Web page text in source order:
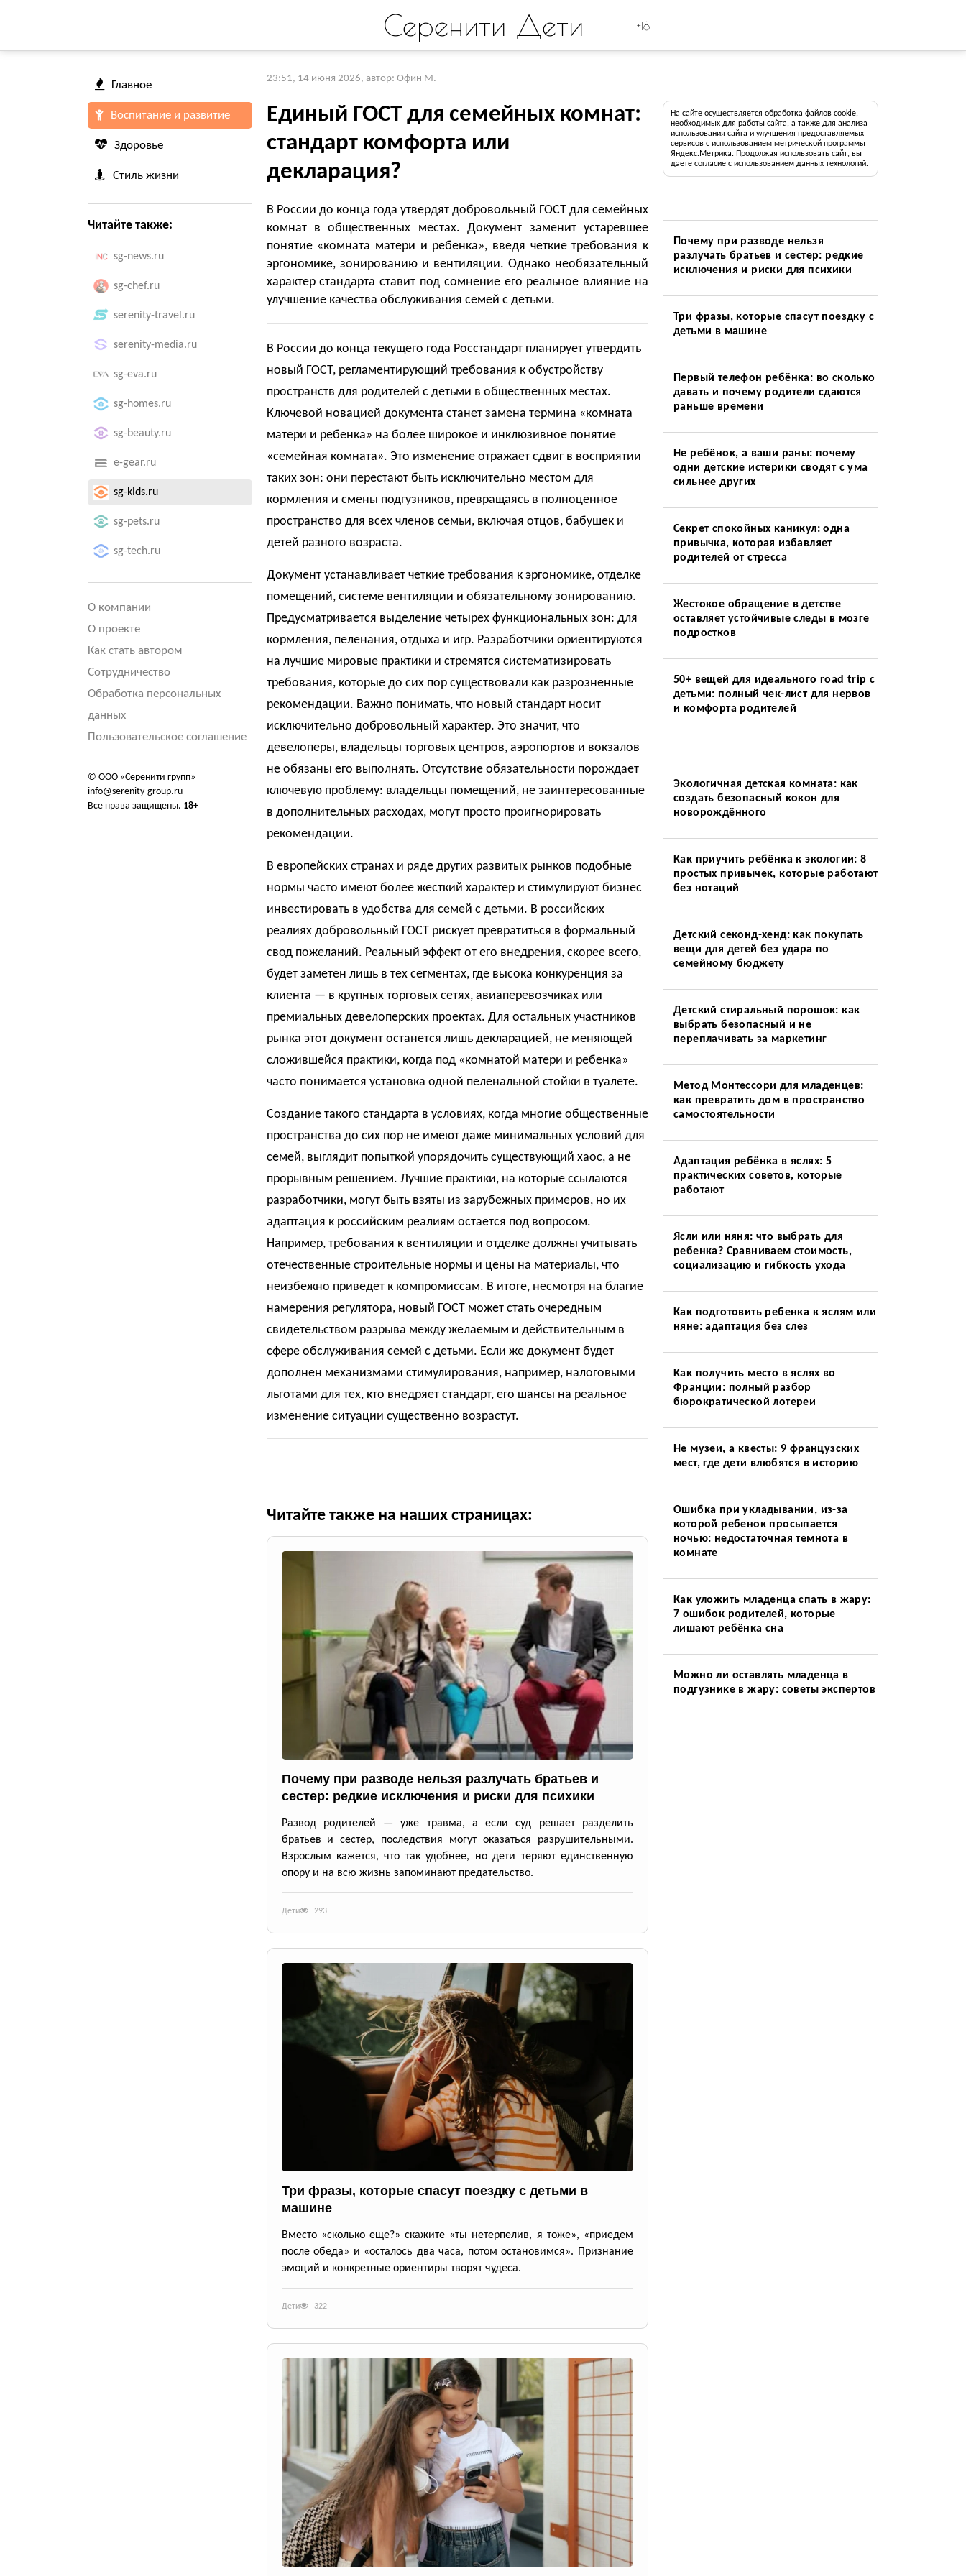
Серенити Дети +18
Главное
Воспитание и развитие
Здоровье
Стиль жизни
Читайте также:
sg-news.ru
sg-chef.ru
serenity-travel.ru
serenity-media.ru
sg-eva.ru
sg-homes.ru
sg-beauty.ru
e-gear.ru
sg-kids.ru
sg-pets.ru
sg-tech.ru
О компании
О проекте
Как стать автором
Сотрудничество
Обработка персональных
данных
Пользовательское соглашение
© ООО «Серенити групп»
info@serenity-group.ru
Все права защищены. 18+
23:51, 14 июня 2026, автор: Офин М.
Единый ГОСТ для семейных комнат:
стандарт комфорта или
декларация?
В России до конца года утвердят добровольный ГОСТ для семейных
комнат в общественных местах. Документ заменит устаревшее
понятие «комната матери и ребенка», введя четкие требования к
эргономике, зонированию и вентиляции. Однако необязательный
характер стандарта ставит под сомнение его реальное влияние на
улучшение качества обслуживания семей с детьми.
В России до конца текущего года Росстандарт планирует утвердить
новый ГОСТ, регламентирующий требования к обустройству
пространств для родителей с детьми в общественных местах.
Ключевой новацией документа станет замена термина «комната
матери и ребенка» на более широкое и инклюзивное понятие
«семейная комната». Это изменение отражает сдвиг в восприятии
таких зон: они перестают быть исключительно местом для
кормления и смены подгузников, превращаясь в полноценное
пространство для всех членов семьи, включая отцов, бабушек и
детей разного возраста.
Документ устанавливает четкие требования к эргономике, отделке
помещений, системе вентиляции и обязательному зонированию.
Предусматривается выделение четырех функциональных зон: для
кормления, пеленания, отдыха и игр. Разработчики ориентируются
на лучшие мировые практики и стремятся систематизировать
требования, которые до сих пор существовали как разрозненные
рекомендации. Важно понимать, что новый стандарт носит
исключительно добровольный характер. Это значит, что
девелоперы, владельцы торговых центров, аэропортов и вокзалов
не обязаны его выполнять. Отсутствие обязательности порождает
ключевую проблему: владельцы помещений, не заинтересованные
в дополнительных расходах, могут просто проигнорировать
рекомендации.
В европейских странах и ряде других развитых рынков подобные
нормы часто имеют более жесткий характер и стимулируют бизнес
инвестировать в удобства для семей с детьми. В российских
реалиях добровольный ГОСТ рискует превратиться в формальный
свод пожеланий. Реальный эффект от его внедрения, скорее всего,
будет заметен лишь в тех сегментах, где высока конкуренция за
клиента — в крупных торговых сетях, авиаперевозчиках или
премиальных девелоперских проектах. Для остальных участников
рынка этот документ останется лишь декларацией, не меняющей
сложившейся практики, когда под «комнатой матери и ребенка»
часто понимается установка одной пеленальной стойки в туалете.
Создание такого стандарта в условиях, когда многие общественные
пространства до сих пор не имеют даже минимальных условий для
семей, выглядит попыткой упорядочить существующий хаос, а не
прорывным решением. Лучшие практики, на которые ссылаются
разработчики, могут быть взяты из зарубежных примеров, но их
адаптация к российским реалиям остается под вопросом.
Например, требования к вентиляции и отделке должны учитывать
отечественные строительные нормы и цены на материалы, что
неизбежно приведет к компромиссам. В итоге, несмотря на благие
намерения регулятора, новый ГОСТ может стать очередным
свидетельством разрыва между желаемым и действительным в
сфере обслуживания семей с детьми. Если же документ будет
дополнен механизмами стимулирования, например, налоговыми
льготами для тех, кто внедряет стандарт, его шансы на реальное
изменение ситуации существенно возрастут.
Читайте также на наших страницах:
Почему при разводе нельзя разлучать братьев и
сестер: редкие исключения и риски для психики
Развод родителей — уже травма, а если суд решает разделить
братьев и сестер, последствия могут оказаться разрушительными.
Взрослым кажется, что так удобнее, но дети теряют единственную
опору и на всю жизнь запоминают предательство.
Дети 293
Три фразы, которые спасут поездку с детьми в
машине
Вместо «сколько еще?» скажите «ты нетерпелив, я тоже», «приедем
после обеда» и «осталось два часа, потом остановимся». Признание
эмоций и конкретные ориентиры творят чудеса.
Дети 322
На сайте осуществляется обработка файлов cookie,
необходимых для работы сайта, а также для анализа
использования сайта и улучшения предоставляемых
сервисов с использованием метрической программы
Яндекс.Метрика. Продолжая использовать сайт, вы
даете согласие с использованием данных технологий.
Почему при разводе нельзя
разлучать братьев и сестер: редкие
исключения и риски для психики
Три фразы, которые спасут поездку с
детьми в машине
Первый телефон ребёнка: во сколько
давать и почему родители сдаются
раньше времени
Не ребёнок, а ваши раны: почему
одни детские истерики сводят с ума
сильнее других
Секрет спокойных каникул: одна
привычка, которая избавляет
родителей от стресса
Жестокое обращение в детстве
оставляет устойчивые следы в мозге
подростков
50+ вещей для идеального road trip с
детьми: полный чек-лист для нервов
и комфорта родителей
Экологичная детская комната: как
создать безопасный кокон для
новорождённого
Как приучить ребёнка к экологии: 8
простых привычек, которые работают
без нотаций
Детский секонд-хенд: как покупать
вещи для детей без удара по
семейному бюджету
Детский стиральный порошок: как
выбрать безопасный и не
переплачивать за маркетинг
Метод Монтессори для младенцев:
как превратить дом в пространство
самостоятельности
Адаптация ребёнка в яслях: 5
практических советов, которые
работают
Ясли или няня: что выбрать для
ребенка? Сравниваем стоимость,
социализацию и гибкость ухода
Как подготовить ребенка к яслям или
няне: адаптация без слез
Как получить место в яслях во
Франции: полный разбор
бюрократической лотереи
Не музеи, а квесты: 9 французских
мест, где дети влюбятся в историю
Ошибка при укладывании, из-за
которой ребенок просыпается
ночью: недостаточная темнота в
комнате
Как уложить младенца спать в жару:
7 ошибок родителей, которые
лишают ребёнка сна
Можно ли оставлять младенца в
подгузнике в жару: советы экспертов